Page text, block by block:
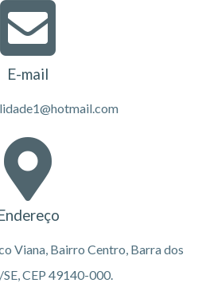
E-mail
Viana, Bairro Centro, Barra dos
CEP 49140-000.